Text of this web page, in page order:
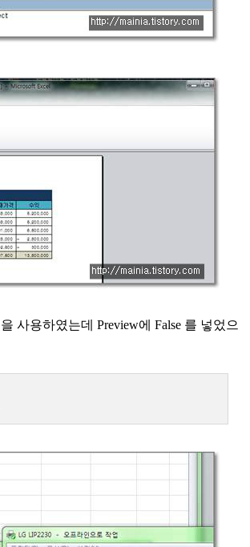
을 사용하였는데 Preview에 False 를 넣었으